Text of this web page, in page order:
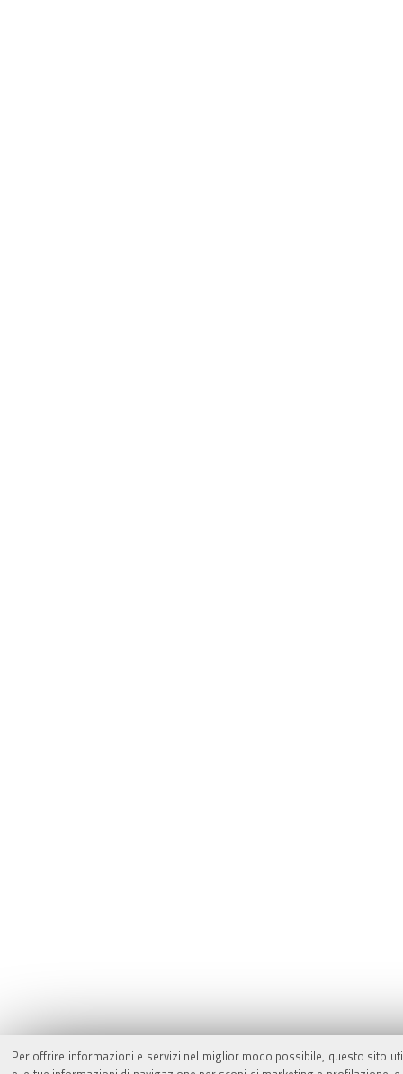
Per offrire informazioni e servizi nel miglior modo possibile, questo sito